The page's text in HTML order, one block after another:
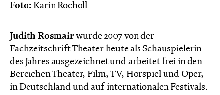
Foto: Karin Rocholl
Judith Rosmairwurde 2007 von der
Fachzeitschrift Theater heute als Schauspielerin
des Jahres ausgezeichnet und arbeitet frei in den
Bereichen Theater, Film, TV, Hörspiel und Oper,
in Deutschland und auf internationalen Festivals.